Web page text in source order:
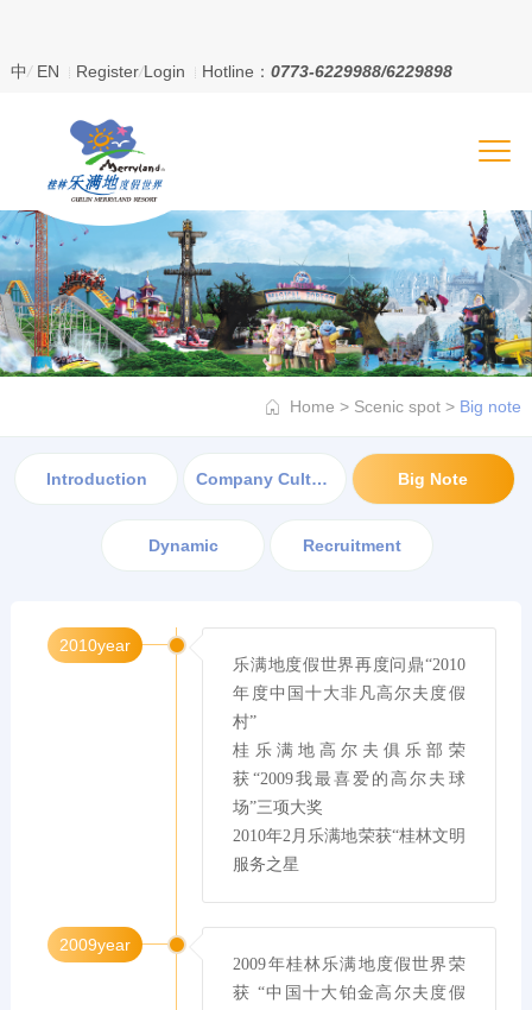
中/ EN Register/Login Hotline： 0773-6229988/6229898
Home > Scenic spot > Big note
Introduction Company Culture Big Note
Dynamic Recruitment
2010year
乐满地度假世界再度问鼎“2010
年度中国十大非凡高尔夫度假
村”
桂乐满地高尔夫俱乐部荣
获“2009我最喜爱的高尔夫球
场”三项大奖
2010年2月乐满地荣获“桂林文明
服务之星
2009year
2009年桂林乐满地度假世界荣
获 “中国十大铂金高尔夫度假